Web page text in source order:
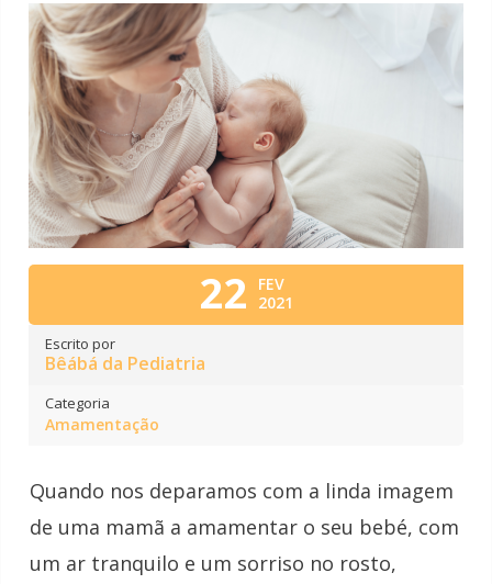
22
FEV
2021
Escrito por
Bêábá da Pediatria
Categoria
Amamentação
Quando nos deparamos com a linda imagem
de uma mamã a amamentar o seu bebé, com
um ar tranquilo e um sorriso no rosto,